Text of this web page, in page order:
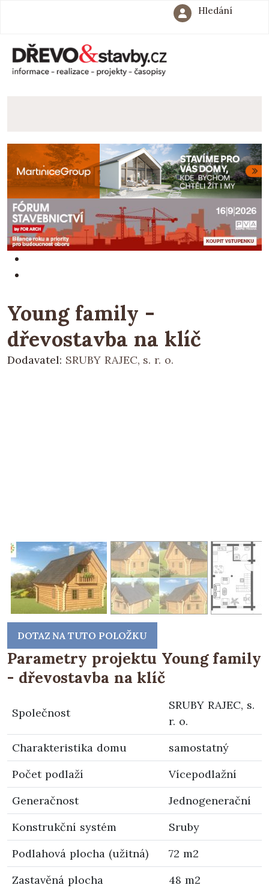
Hledání
Young family -
dřevostavba na klíč
Dodavatel: SRUBY RAJEC, s. r. o.
DOTAZ NA TUTO POLOŽKU
Parametry projektu Young family
- dřevostavba na klíč
Společnost
SRUBY RAJEC, s.
r. o.
Charakteristika domu
samostatný
Počet podlaží
Vícepodlažní
Generačnost
Jednogenerační
Konstrukční systém
Sruby
Podlahová plocha (užitná)
72 m2
Zastavěná plocha
48 m2